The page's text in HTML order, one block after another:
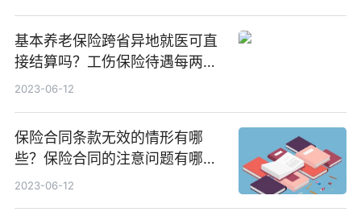
基本养老保险跨省异地就医可直
接结算吗？工伤保险待遇每两年
至少调整一次可以吗？ 天天看点
2023-06-12
保险合同条款无效的情形有哪
些？保险合同的注意问题有哪
些？
2023-06-12